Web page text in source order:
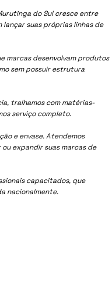
do Sulcresce entre
lançar suas próprias linhas de
marcas desenvolvam produtos
sem possuir estrutura
tralhamos com matérias-
serviço completo.
e envase. Atendemos
expandir suas marcas de
capacitados, que
nacionalmente.